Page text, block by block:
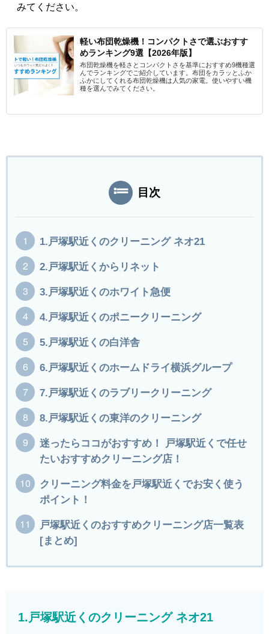
みてください。
軽い布団乾燥機！コンパクトさで選ぶおすす
めランキング9選【2026年版】
布団乾燥機を軽さとコンパクトさを基準におすすめ9機種選
んでランキングでご紹介しています。布団をカラッとふか
ふかにしてくれる布団乾燥機は人気の家電。使いやすい機
種を選んでみてください。
目次
1.戸塚駅近くのクリーニング ネオ21
2.戸塚駅近くからリネット
3.戸塚駅近くのホワイト急便
4.戸塚駅近くのポニークリーニング
5.戸塚駅近くの白洋舎
6.戸塚駅近くのホームドライ横浜グループ
7.戸塚駅近くのラブリークリーニング
8.戸塚駅近くの東洋のクリーニング
迷ったらココがおすすめ！ 戸塚駅近くで任せ
たいおすすめクリーニング店！
クリーニング料金を戸塚駅近くでお安く使う
ポイント！
戸塚駅近くのおすすめクリーニング店一覧表
[まとめ]
1.戸塚駅近くのクリーニング ネオ21